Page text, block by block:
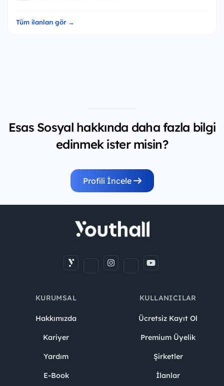
Tüm ilanları gör →
Esas Sosyal hakkında daha fazla bilgi
edinmek ister misin?
Profili İncele
KURUMSAL
Hakkımızda
Kariyer
Yardım
E-Book
KULLANICILAR
Ücretsiz Kayıt Ol
Premium Üyelik
Şirketler
İlanlar